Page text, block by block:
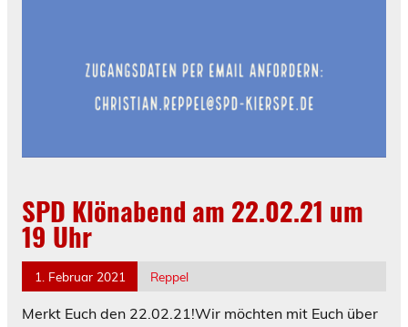
SPD Klönabend am 22.02.21 um
19 Uhr
1. Februar 2021 Reppel
Merkt Euch den 22.02.21!Wir möchten mit Euch über